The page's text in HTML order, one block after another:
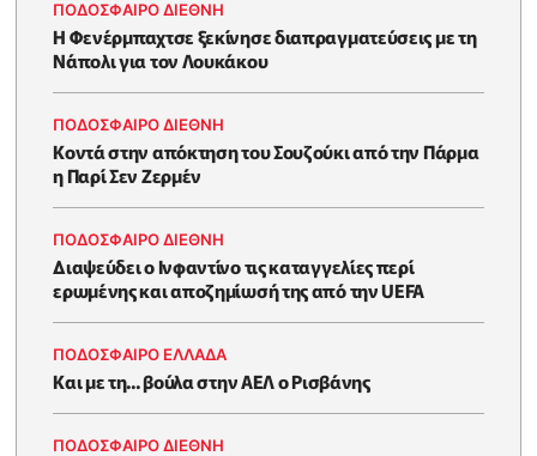
ΠΟΔΟΣΦΑΙΡΟ ΔΙΕΘΝΗ
Η Φενέρμπαχτσε ξεκίνησε διαπραγματεύσεις με τη
Νάπολι για τον Λουκάκου
ΠΟΔΟΣΦΑΙΡΟ ΔΙΕΘΝΗ
Κοντά στην απόκτηση του Σουζούκι από την Πάρμα
η Παρί Σεν Ζερμέν
ΠΟΔΟΣΦΑΙΡΟ ΔΙΕΘΝΗ
Διαψεύδει ο Ινφαντίνο τις καταγγελίες περί
ερωμένης και αποζημίωσή της από την UEFA
ΠΟΔΟΣΦΑΙΡΟ ΕΛΛΑΔΑ
Και με τη... βούλα στην ΑΕΛ ο Ρισβάνης
ΠΟΔΟΣΦΑΙΡΟ ΔΙΕΘΝΗ